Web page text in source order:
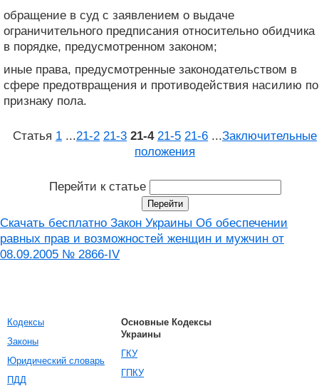
обращение в суд с заявлением о выдаче
ограничительного предписания относительно обидчика
в порядке, предусмотренном законом;
иные права, предусмотренные законодательством в
сфере предотвращения и противодействия насилию по
признаку пола.
Статья 1 ...21‑2 21‑3 21‑4 21‑5 21‑6 ...Заключительные
положения
Перейти к статье
Скачать бесплатно Закон Украины Об обеспечении
равных прав и возможностей женщин и мужчин от
08.09.2005 № 2866-IV
Кодексы
Законы
Юридический словарь
ПДД
Основные Кодексы
Украины
ГКУ
ГПКУ